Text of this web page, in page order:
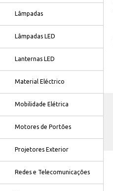
Lâmpadas
Lâmpadas LED
Lanternas LED
Material Eléctrico
Mobilidade Elétrica
Motores de Portões
Projetores Exterior
Redes e Telecomunicações